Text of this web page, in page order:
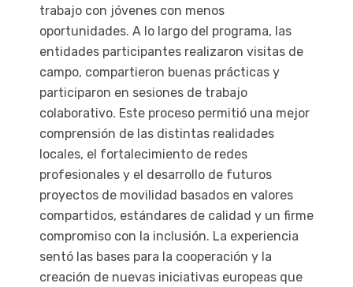
trabajo con jóvenes con menos
oportunidades. A lo largo del programa, las
entidades participantes realizaron visitas de
campo, compartieron buenas prácticas y
participaron en sesiones de trabajo
colaborativo. Este proceso permitió una mejor
comprensión de las distintas realidades
locales, el fortalecimiento de redes
profesionales y el desarrollo de futuros
proyectos de movilidad basados en valores
compartidos, estándares de calidad y un firme
compromiso con la inclusión. La experiencia
sentó las bases para la cooperación y la
creación de nuevas iniciativas europeas que